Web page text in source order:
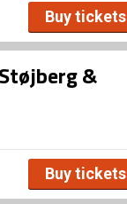
Buy tickets
&
Buy tickets